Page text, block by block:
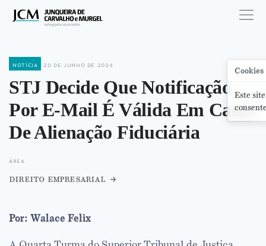
notícia 20 de junho de 2024
STJ Decide Que Notificação
Por E-Mail É Válida Em Casos
De Alienação Fiduciária
área
direito empresarial
Por: Walace Felix
Cookies
Este